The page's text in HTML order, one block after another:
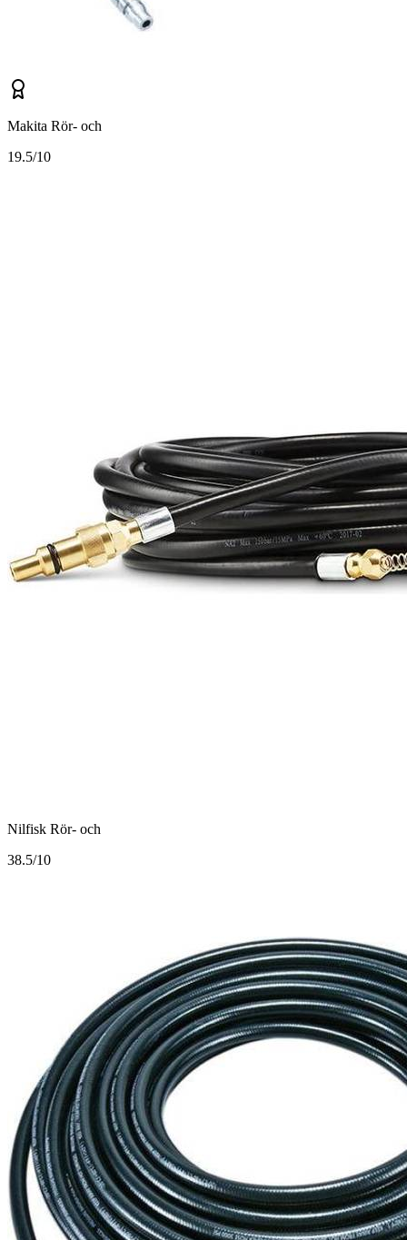
Makita Rör- och
19.5/10
Nilfisk Rör- och
38.5/10